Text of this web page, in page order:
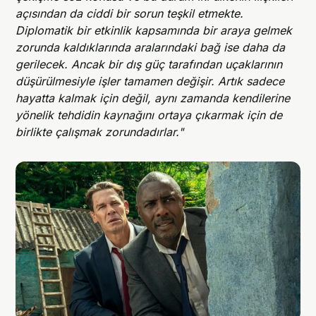
açısından da ciddi bir sorun teşkil etmekte.
Diplomatik bir etkinlik kapsamında bir araya gelmek
zorunda kaldıklarında aralarındaki bağ ise daha da
gerilecek. Ancak bir dış güç tarafından uçaklarının
düşürülmesiyle işler tamamen değişir. Artık sadece
hayatta kalmak için değil, aynı zamanda kendilerine
yönelik tehdidin kaynağını ortaya çıkarmak için de
birlikte çalışmak zorundadırlar."